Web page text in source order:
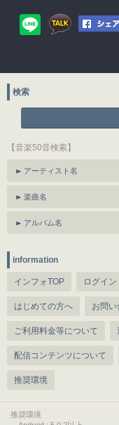
検索
【音楽50音検索】
アーティスト名
楽曲名
アルバム名
information
インフォTOP ログイン
はじめての方へ お問
ご利用料金等について
配信コンテンツについて
推奨環境
推奨環境